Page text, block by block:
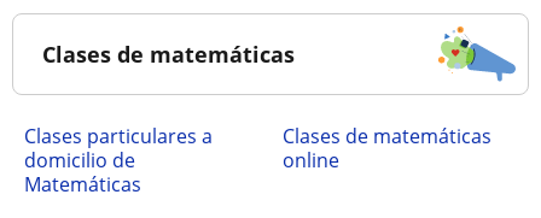
Clases de matemáticas
clases particulares a
domicilio de
Matemáticas
Clases de matemáticas
online